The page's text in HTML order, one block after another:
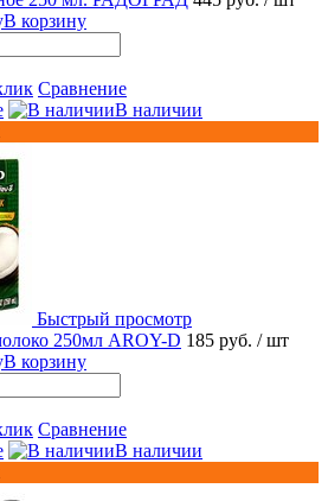
В корзину
Сравнение
В наличии
Быстрый просмотр
250мл AROY-D 185 руб. / шт
В корзину
Сравнение
В наличии